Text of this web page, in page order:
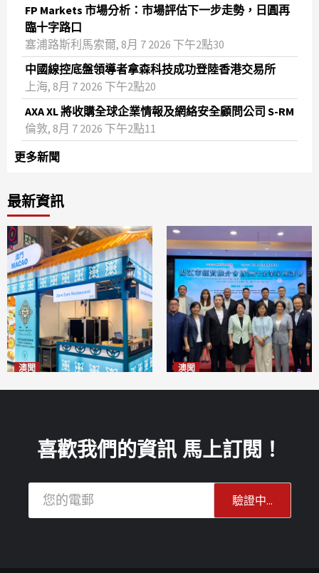
FP Markets 市場分析：市場評估下一步走勢，日圓再
臨十字路口
塞浦路斯利馬索爾, 8月 7 2026 下午2點30
中國線控底盤領導者拿森科技成功登陸香港交易所
上海, 8月 7 2026 下午2點20
AXA XL 將收購全球企業情報及網絡安全顧問公司 S-RM
倫敦, 8月 7 2026 下午2點11
更多新聞
最新資訊
澳聞 澳聞
喜歡我們的資訊 馬上訂閱！